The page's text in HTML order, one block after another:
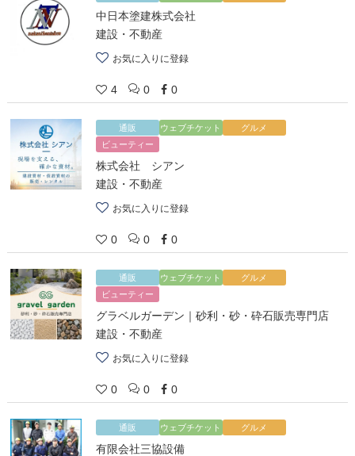
中日本塗建株式会社
建設・不動産
お気に入りに登録
4 0 0
通販 ウェブチケット
グルメ
ビューティー
株式会社 シアン
建設・不動産
お気に入りに登録
0 0 0
通販 ウェブチケット
グルメ
ビューティー
グラベルガーデン｜砂利・砂・砕石販売専門店
建設・不動産
お気に入りに登録
0 0 0
通販 ウェブチケット グルメ
有限会社三協設備